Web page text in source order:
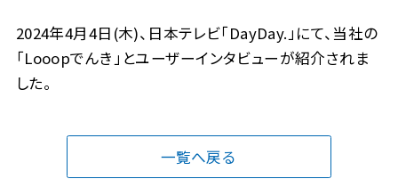
2024年4月4日(木)、日本テレビ「DayDay.」にて、当社の
「Looopでんき」とユーザーインタビューが紹介されま
した。
一覧へ戻る